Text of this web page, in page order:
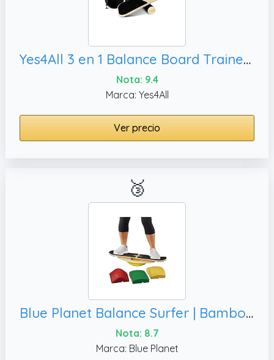
Yes4All 3 en 1 Balance Board Trainer Combo con 3 bases intercambiables (balanceador, rodillo) - Bomba de mano incluida
Nota: 9.4
Marca: Yes4All
Ver precio
🥉
Blue Planet Balance Surfer | Bamboo Balance Board for Office, Exercise! Includes 3 Balance Modules
Nota: 8.7
Marca: Blue Planet